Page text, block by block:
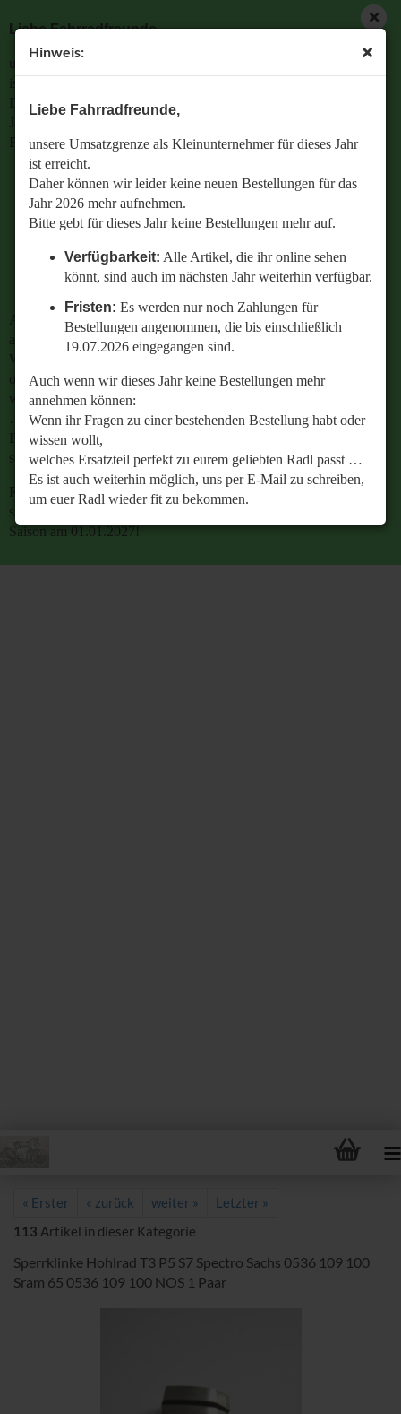
Hinweis:
Liebe Fahrradfreunde,
unsere Umsatzgrenze als Kleinunternehmer für dieses Jahr
ist erreicht.
Daher können wir leider keine neuen Bestellungen für das
Jahr 2026 mehr aufnehmen.
Bitte gebt für dieses Jahr keine Bestellungen mehr auf.
Verfügbarkeit: Alle Artikel, die ihr online sehen
könnt, sind auch im nächsten Jahr weiterhin verfügbar.
Fristen: Es werden nur noch Zahlungen für
Bestellungen angenommen, die bis einschließlich
19.07.2026 eingegangen sind.
Auch wenn wir dieses Jahr keine Bestellungen mehr
annehmen können:
Wenn ihr Fragen zu einer bestehenden Bestellung habt oder
wissen wollt,
welches Ersatzteil perfekt zu eurem geliebten Radl passt …
Es ist auch weiterhin möglich, uns per E-Mail zu schreiben,
um euer Radl wieder fit zu bekommen.
Retrobike wünscht euch eine gesunde Radlzeit und freut
Liebe Fahrradfreunde,
unsere Umsatzgrenze als Kleinunternehmer für dieses Jahr
ist erreicht.
Daher können wir leider keine neuen Bestellungen für das
Jahr 2026 mehr aufnehmen.
Bitte gebt für dieses Jahr keine Bestellungen mehr auf.
Verfügbarkeit: Alle Artikel, die ihr online sehen
könnt, sind auch im nächsten Jahr weiterhin
verfügbar.
Bestellungen angenommen, die bis einschließlich
19.07.2026 eingegangen sind.
Auch wenn wir dieses Jahr keine Bestellungen mehr
annehmen können:
Wenn ihr Fragen zu einer bestehenden Bestellung habt
oder wissen wollt,
welches Ersatzteil perfekt zu eurem geliebten Radl passt
…
Es ist auch weiterhin möglich, uns per E-Mail zu
schreiben, um euer Radl wieder fit zu bekommen.
Retrobike wünscht euch eine gesunde Radlzeit und freut
sich schon jetzt auf den gemeinsamen Start in die neue
Saison am 01.01.2027!
« Erster « zurück weiter »
Letzter »
113 Artikel in dieser Kategorie
Sperrklinke Hohlrad T3 P5 S7 Spectro Sachs 0536 109 100
Sram 65 0536 109 100 NOS 1 Paar